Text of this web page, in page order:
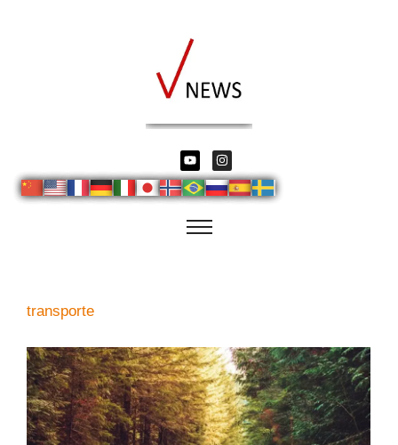
transporte